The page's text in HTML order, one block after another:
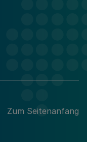
Zum Seitenanfang